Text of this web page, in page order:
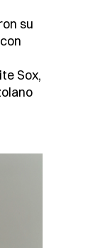
su
Sox,